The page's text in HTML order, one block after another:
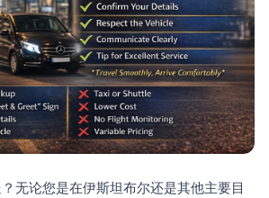
无论您是在伊斯坦布尔还是其他主要目